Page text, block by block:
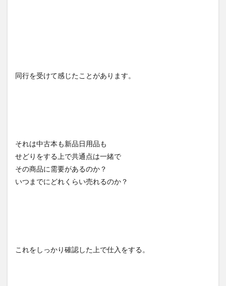
同行を受けて感じたことがあります。
それは中古本も新品日用品も
せどりをする上で共通点は一緒で
その商品に需要があるのか？
いつまでにどれくらい売れるのか？
これをしっかり確認した上で仕入をする。